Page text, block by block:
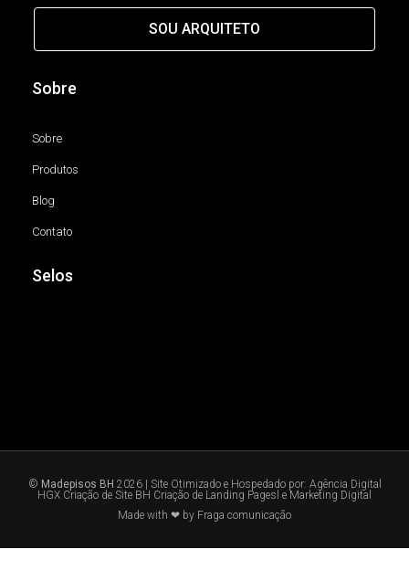
SOU ARQUITETO
Sobre
Sobre
Produtos
Blog
Contato
Selos
© Madepisos BH 2026 | Site Otimizado e Hospedado por: Agência Digital
HGX Criação de Site BH Criação de Landing Pagesl e Marketing Digital
Made with ❤ by Fraga comunicação